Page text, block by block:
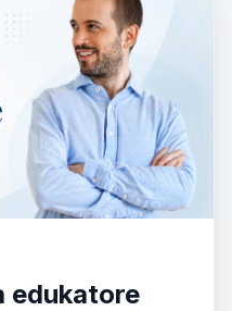
edukatore